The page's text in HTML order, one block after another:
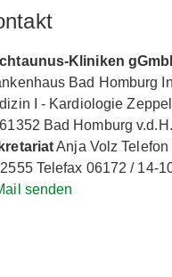
Kliniken
Bad Homburg
I - Kardiologie
Bad Homburg v.d.H.
Anja Volz Telefon
Telefax 06172 / 14-
senden